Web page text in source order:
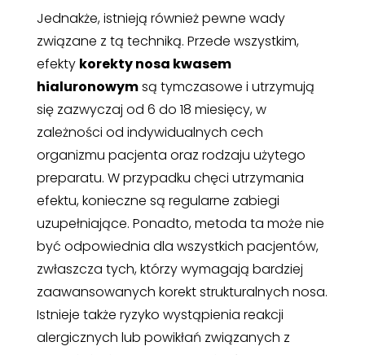
Jednakże, istnieją również pewne wady
związane z tą techniką. Przede wszystkim,
efekty korekty nosa kwasem
hialuronowymsą tymczasowe i utrzymują
się zazwyczaj od 6 do 18 miesięcy, w
zależności od indywidualnych cech
organizmu pacjenta oraz rodzaju użytego
preparatu. W przypadku chęci utrzymania
efektu, konieczne są regularne zabiegi
uzupełniające. Ponadto, metoda ta może nie
być odpowiednia dla wszystkich pacjentów,
zwłaszcza tych, którzy wymagają bardziej
zaawansowanych korekt strukturalnych nosa.
Istnieje także ryzyko wystąpienia reakcji
alergicznych lub powikłań związanych z